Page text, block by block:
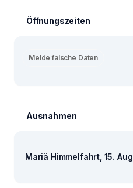
Öffnungszeiten
Melde falsche Daten
Ausnahmen
Mariä Himmelfahrt, 15. Aug